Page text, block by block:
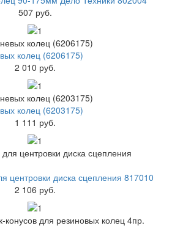
507 руб.
колец (6206175)
2 010 руб.
колец (6203175)
1 111 руб.
центровки диска сцепления 817010
2 106 руб.